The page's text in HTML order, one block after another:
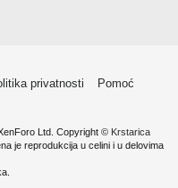
privatnosti
Pomoć
Ltd. Copyright © Krstarica
je reprodukcija u celini i u delovima